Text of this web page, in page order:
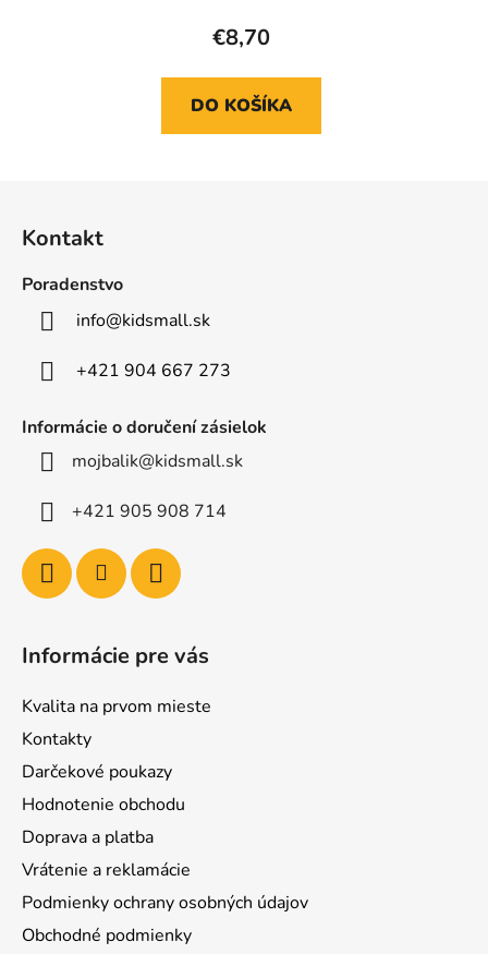
€8,70
DO KOŠÍKA
Kontakt
Poradenstvo
info@kidsmall.sk
+421 904 667 273
Informácie o doručení zásielok
mojbalik@kidsmall.sk
+421 905 908 714
Informácie pre vás
Kvalita na prvom mieste
Kontakty
Darčekové poukazy
Hodnotenie obchodu
Doprava a platba
Vrátenie a reklamácie
Podmienky ochrany osobných údajov
Obchodné podmienky